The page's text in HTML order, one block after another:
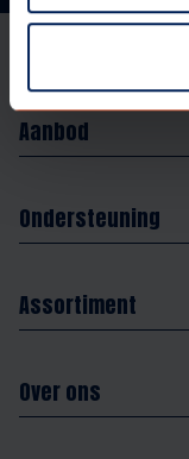
Aanbod
Ondersteuning
Assortiment
Over ons